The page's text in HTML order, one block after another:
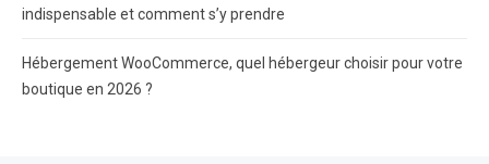
indispensable et comment s’y prendre
Hébergement WooCommerce, quel hébergeur choisir pour votre
boutique en 2026 ?